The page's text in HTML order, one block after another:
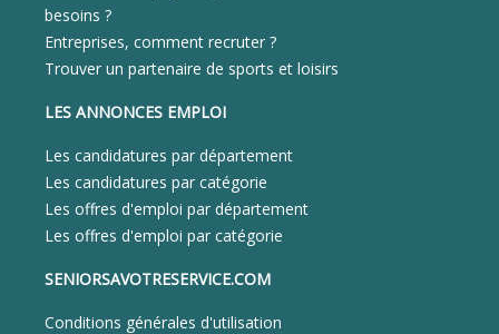
besoins ?
Entreprises, comment recruter ?
Trouver un partenaire de sports et loisirs
LES ANNONCES EMPLOI
Les candidatures par département
Les candidatures par catégorie
Les offres d'emploi par département
Les offres d'emploi par catégorie
SENIORSAVOTRESERVICE.COM
Conditions générales d'utilisation